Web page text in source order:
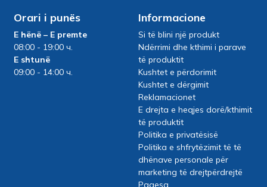
Orari i punës
E hënë – E premte
08:00 - 19:00 ч.
E shtunë
09:00 - 14:00 ч.
Informacione
Si të blini një produkt
Ndërrimi dhe kthimi i parave
të produktit
Kushtet e përdorimit
Kushtet e dërgimit
Reklamacionet
E drejta e heqjes dorë/kthimit
të produktit
Politika e privatësisë
Politika e shfrytëzimit të të
dhënave personale për
marketing të drejtpërdrejtë
Pagesa